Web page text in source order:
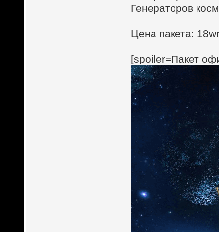
Генераторов
Цена пакета:
[spoiler=Пакет